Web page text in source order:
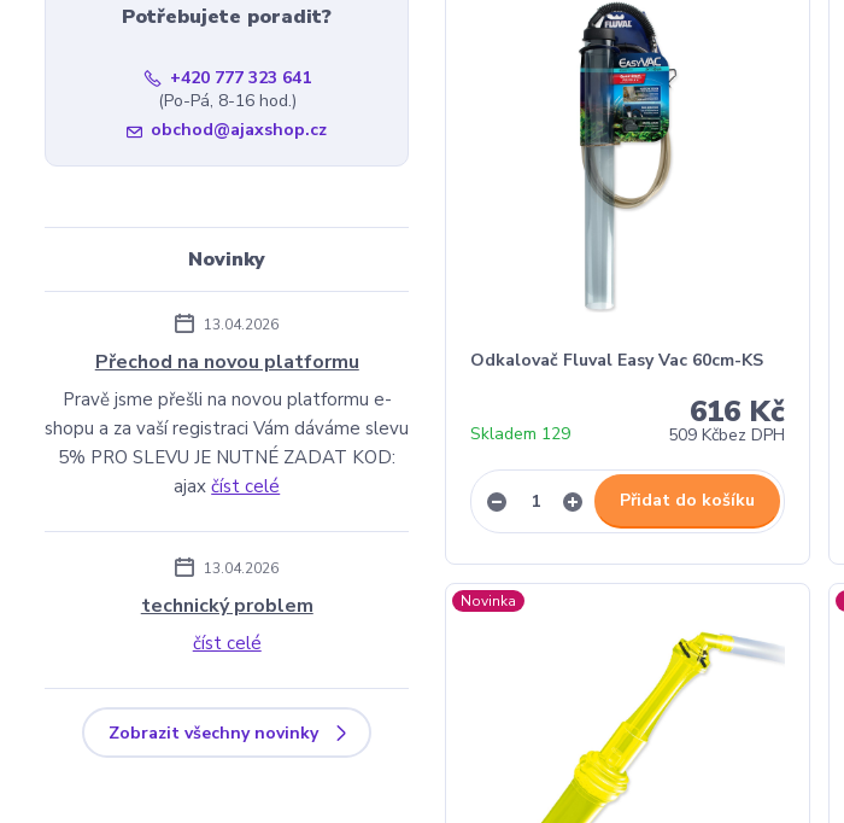
Odkalovač Fluval Easy Vac 60cm-KS
616 Kč
509 Kčbez DPH
Skladem 129
Přidat do košíku
Novinka
Potřebujete poradit?
+420 777 323 641
(Po-Pá, 8-16 hod.)
obchod@ajaxshop.cz
Novinky
13.04.2026
Přechod na novou platformu
Pravě jsme přešli na novou platformu e-
shopu a za vaší registraci Vám dáváme slevu
5% PRO SLEVU JE NUTNÉ ZADAT KOD:
ajaxčíst celé
13.04.2026
technický problem
číst celé
Zobrazit všechny novinky